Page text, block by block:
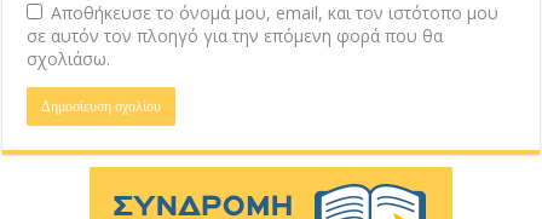
Αποθήκευσε το όνομά μου, email, και τον ιστότοπο μου
σε αυτόν τον πλοηγό για την επόμενη φορά που θα
σχολιάσω.